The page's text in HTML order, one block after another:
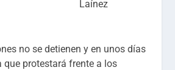
Laínez
no se detienen y en unos días
que protestará frente a los